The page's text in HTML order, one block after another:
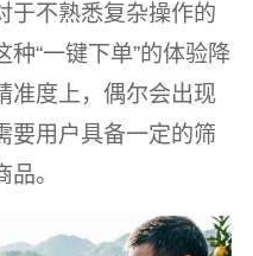
于不熟悉复杂操作的
“一键下单”的体验降
准度上，偶尔会出现
要用户具备一定的筛
。